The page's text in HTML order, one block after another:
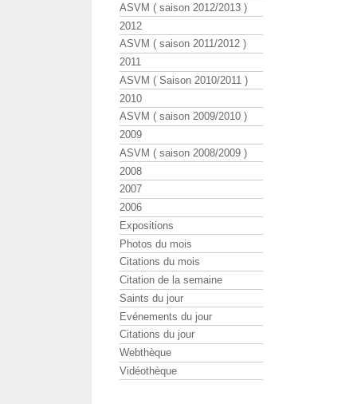
ASVM ( saison 2012/2013 )
2012
ASVM ( saison 2011/2012 )
2011
ASVM ( Saison 2010/2011 )
2010
ASVM ( saison 2009/2010 )
2009
ASVM ( saison 2008/2009 )
2008
2007
2006
Expositions
Photos du mois
Citations du mois
Citation de la semaine
Saints du jour
Evénements du jour
Citations du jour
Webthèque
Vidéothèque